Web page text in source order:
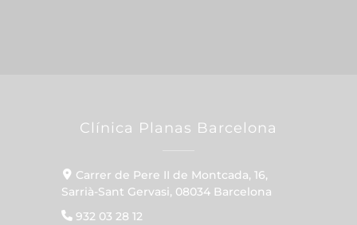
Clínica Planas Barcelona
Carrer de Pere II de Montcada, 16,
Sarrià-Sant Gervasi, 08034 Barcelona
932 03 28 12